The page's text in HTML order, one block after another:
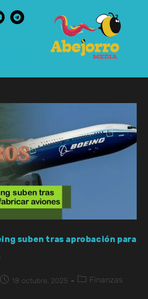
suben tras aprobación para
18 octubre, 2025 Finanzas